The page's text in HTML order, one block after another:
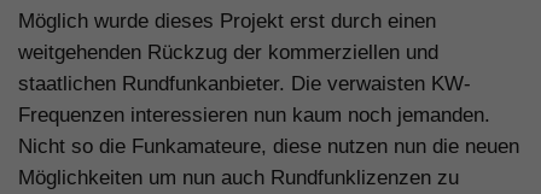
Möglich wurde dieses Projekt erst durch einen
weitgehenden Rückzug der kommerziellen und
staatlichen Rundfunkanbieter. Die verwaisten KW-
Frequenzen interessieren nun kaum noch jemanden.
Nicht so die Funkamateure, diese nutzen nun die neuen
Möglichkeiten um nun auch Rundfunklizenzen zu